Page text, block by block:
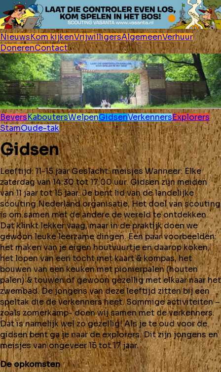
NieuwsKom kijkenVrijwilligersAlgemeenVerhuur
DonerenContact
BeversKaboutersWelpenGidsenVerkennersExplorers
StamOude-tak
Gidsen
Leeftijd: 11-15 jaar Geslacht: meisjes Wanneer: Elke
zaterdag van 14:30 tot 17:00 uur. Gidsen zijn meiden
van 11 jaar tot 15 jaar. Je bent lid van de landelijke
scouting Nederland organisatie. Het doel van scouting
is om samen met de andere de wereld te ontdekken.
Dat klinkt lekker vaag, maar in de praktijk doen we
gewoon leuke leerzame dingen. Een paar voorbeelden:
het maken van je eigen houtvuurtje en daarop koken,
het lopen van een tocht met kaart & kompas, het
bouwen van een keuken met pionierpalen (houten
palen) & touwen of gewoon gezellig met elkaar naar het
zwembad. De jongens van deze leeftijd zitten bij een
speltak die de verkenners heet. Sommige activiteiten –
zoals zomerkamp- doen wij samen met de verkenners.
Dat is namelijk wel zo gezellig! Als je te oud voor de
gidsen bent ga je naar de explorers. Dit zijn jongens en
meisjes van ongeveer 15 tot 17 jaar.
De opkomsten